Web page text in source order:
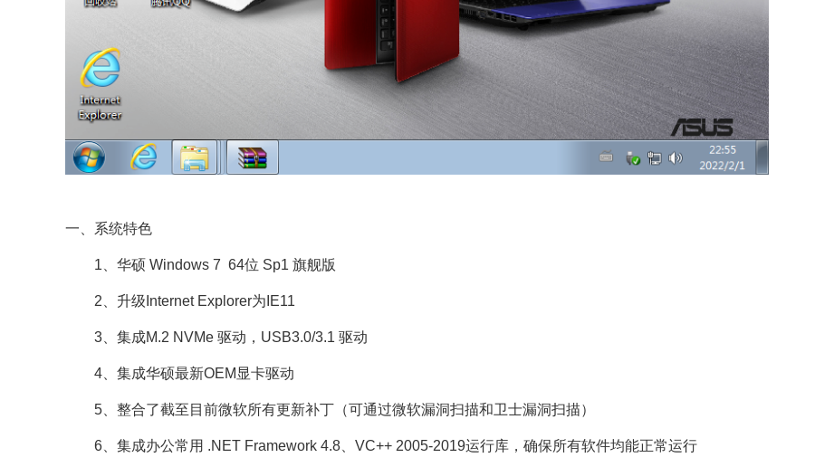
一、系统特色
1、华硕 Windows 7 64位 Sp1 旗舰版
2、升级Internet Explorer为IE11
3、集成M.2 NVMe 驱动，USB3.0/3.1 驱动
4、集成华硕最新OEM显卡驱动
5、整合了截至目前微软所有更新补丁（可通过微软漏洞扫描和卫士漏洞扫描）
6、集成办公常用 .NET Framework 4.8、VC++ 2005-2019运行库，确保所有软件均能正常运行